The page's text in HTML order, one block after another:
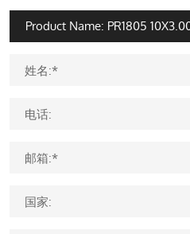
姓名:*
电话:
邮箱:*
国家: